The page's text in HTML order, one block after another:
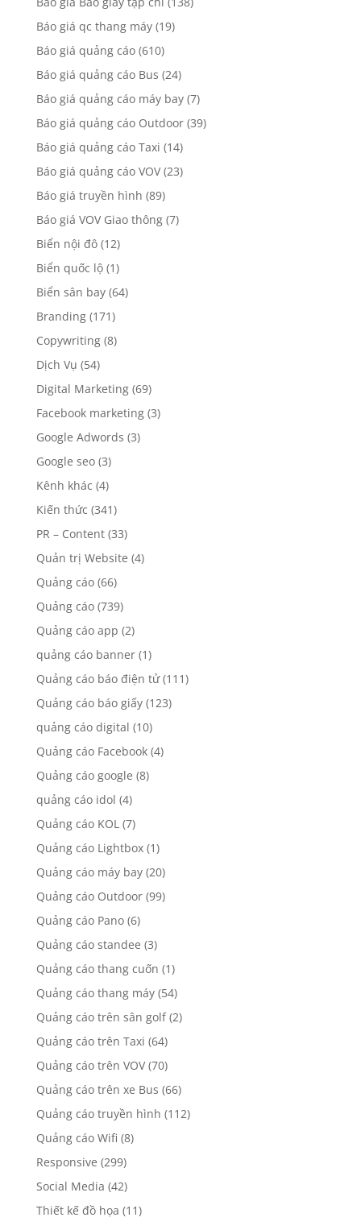
Báo giá qc thang máy(19)
Báo giá quảng cáo(610)
Báo giá quảng cáo Bus (24)
Báo giá quảng cáo máy bay(7)
Báo giá quảng cáo Outdoor(39)
Báo giá quảng cáo Taxi (14)
Báo giá quảng cáo VOV(23)
Báo giá truyền hình (89)
Báo giá VOV Giao thông(7)
Biển nội đô(12)
Biển quốc lộ(1)
Biển sân bay(64)
Branding(171)
Copywriting(8)
Dịch Vụ (54)
Digital Marketing(69)
Facebook marketing(3)
Google Adwords (3)
Google seo(3)
Kênh khác (4)
Kiến thức (341)
PR – Content(33)
Quản trị Website (4)
Quảng cáo(66)
Quảng cáo(739)
Quảng cáo app (2)
quảng cáo banner(1)
Quảng cáo báo điện tử(111)
Quảng cáo báo giấy(123)
quảng cáo digital (10)
Quảng cáo Facebook(4)
Quảng cáo google (8)
quảng cáo idol (4)
Quảng cáo KOL (7)
Quảng cáo Lightbox(1)
Quảng cáo máy bay(20)
Quảng cáo Outdoor(99)
Quảng cáo Pano(6)
Quảng cáo standee (3)
Quảng cáo thang cuốn (1)
Quảng cáo thang máy(54)
Quảng cáo trên sân golf(2)
Quảng cáo trên Taxi (64)
Quảng cáo trên VOV(70)
Quảng cáo trên xe Bus (66)
Quảng cáo truyền hình (112)
Quảng cáo Wifi (8)
Responsive (299)
Social Media (42)
Thiết kế đồ họa (11)